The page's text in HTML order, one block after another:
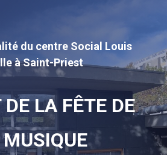
du centre Social Louis
à Saint-Priest
DE LA FÊTE DE